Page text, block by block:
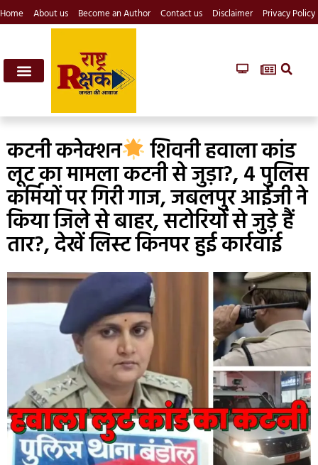
Home About us Become an Author Contact us Disclaimer Privacy Policy
कटनी कनेक्शन शिवनी हवाला कांड
लूट का मामला कटनी से जुड़ा?, 4 पुलिस
कर्मियों पर गिरी गाज, जबलपुर आईजी ने
किया जिले से बाहर, सटोरियों से जुड़े हैं
तार?, देखें लिस्ट किनपर हुई कार्रवाई